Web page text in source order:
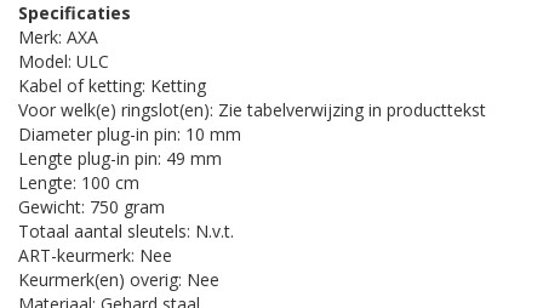
Specificaties
Merk: AXA
Model: ULC
Kabel of ketting: Ketting
Voor welk(e) ringslot(en): Zie tabelverwijzing in producttekst
Diameter plug-in pin: 10 mm
Lengte plug-in pin: 49 mm
Lengte: 100 cm
Gewicht: 750 gram
Totaal aantal sleutels: N.v.t.
ART-keurmerk: Nee
Keurmerk(en) overig: Nee